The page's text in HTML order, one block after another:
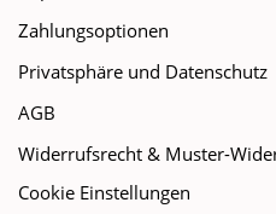
Zahlungsoptionen
Privatsphäre und Datenschutz
AGB
Widerrufsrecht & Muster-
Cookie Einstellungen